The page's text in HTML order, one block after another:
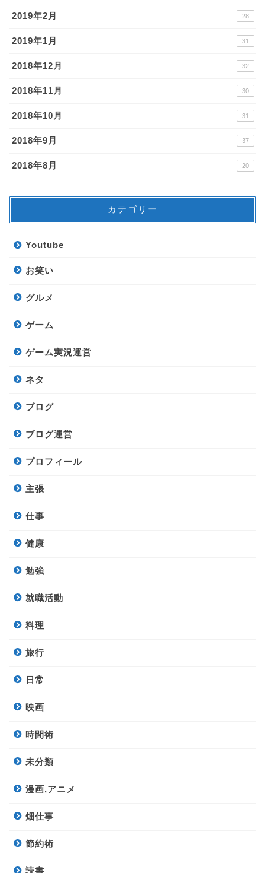
2019年2月 28
2019年1月 31
2018年12月 32
2018年11月 30
2018年10月 31
2018年9月 37
2018年8月 20
カテゴリー
Youtube
お笑い
グルメ
ゲーム
ゲーム実況運営
ネタ
ブログ
ブログ運営
プロフィール
主張
仕事
健康
勉強
就職活動
料理
旅行
日常
映画
時間術
未分類
漫画,アニメ
畑仕事
節約術
読書